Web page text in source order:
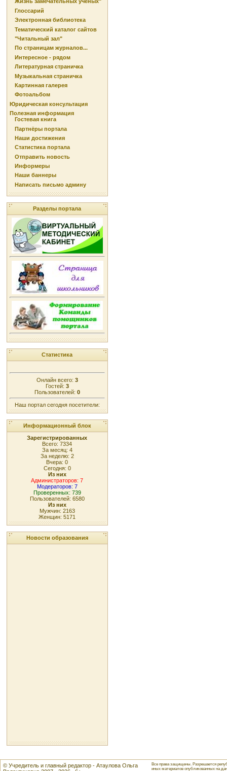
Жизнь замечательных учёных"
Глоссарий
Электронная библиотека
Тематический каталог сайтов
"Читальный зал"
По страницам журналов...
Интересное - рядом
Литературная страничка
Музыкальная страничка
Картинная галерея
Фотоальбом
Юридическая консультация
Полезная информация
Гостевая книга
Партнёры портала
Наши достижения
Статистика портала
Отправить новость
Информеры
Наши баннеры
Написать письмо админу
Разделы портала
Статистика
Онлайн всего: 3
Гостей: 3
Пользователей: 0
Наш портал сегодня посетители:
Информационный блок
Зарегистрированных
Всего: 7334
За месяц: 4
За неделю: 2
Вчера: 0
Сегодня: 0
Из них
Администраторов: 7
Модераторов: 7
Проверенных: 739
Пользователей: 6580
Из них
Мужчин: 2163
Женщин: 5171
Новости образования
© Учредитель и главный редактор - Атаулова Ольга
Все права защищены. Разрешается
иных материалов опубликованных на